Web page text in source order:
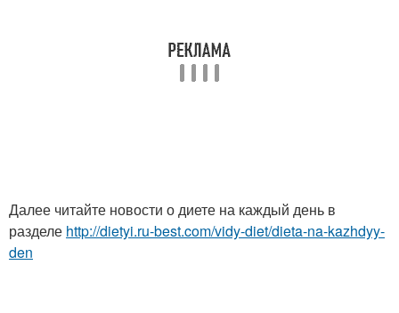
Далее читайте новости о диете на каждый день в
разделе http://dietyi.ru-best.com/vidy-diet/dieta-na-kazhdyy-
den